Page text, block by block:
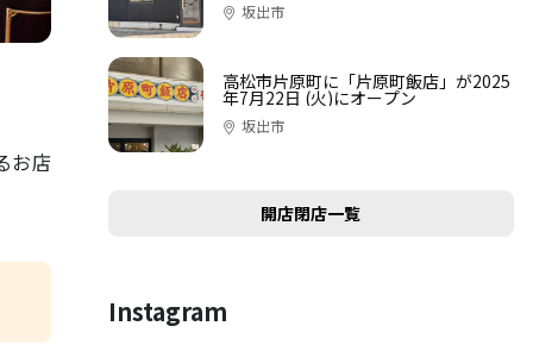
お店
坂出市
高松市片原町に「片原町飯店」が2025
年7月22日 (火)にオープン
坂出市
開店閉店一覧
Instagram